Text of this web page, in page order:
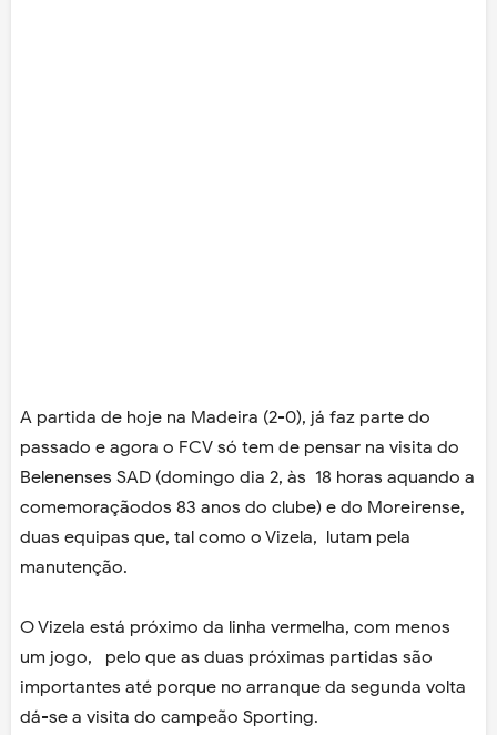
A partida de hoje na Madeira (2-0), já faz parte do
passado e agora o FCV só tem de pensar na visita do
Belenenses SAD (domingo dia 2, às 18 horas aquando a
comemoraçãodos 83 anos do clube) e do Moreirense,
duas equipas que, tal como o Vizela, lutam pela
manutenção.
O Vizela está próximo da linha vermelha, com menos
um jogo, pelo que as duas próximas partidas são
importantes até porque no arranque da segunda volta
dá-se a visita do campeão Sporting.